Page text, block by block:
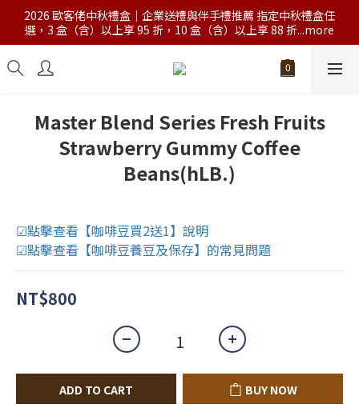
2026 歐客佬中秋禮盒｜企業送禮與伴手禮推薦 指定中秋禮盒任
選，3 盒（含）以上享 95 折，10 盒（含）以上享 88 折...more
Master Blend Series Fresh Fruits
Strawberry Gummy Coffee
Beans(hLB.)
☑點擊查看【咖啡豆買2送1】說明
☑點擊查看【咖啡豆養豆及保存】的常見問題
NT$800
ADD TO CART BUY NOW